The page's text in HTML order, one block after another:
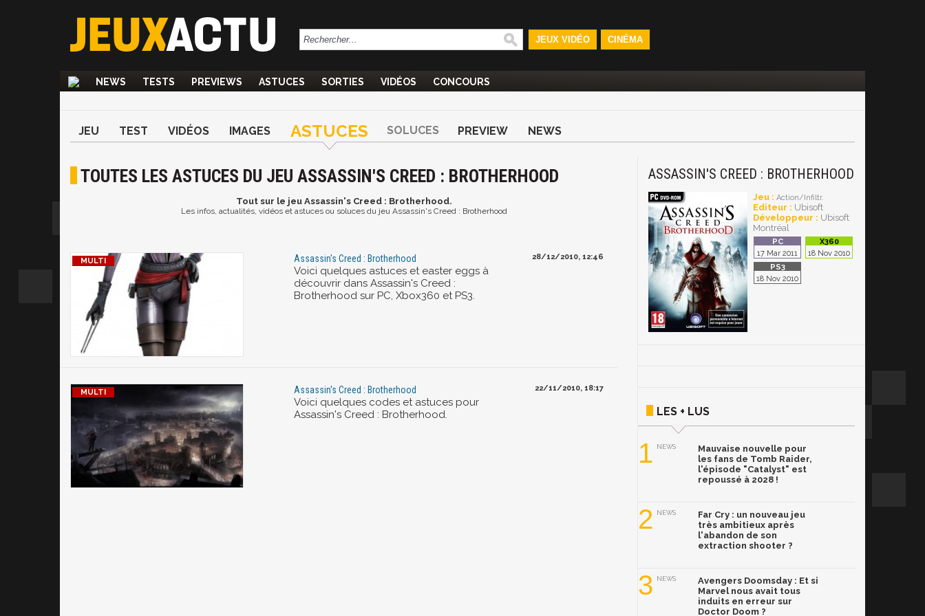
JEUX VIDÉO CINÉMA
NEWS TESTS PREVIEWS ASTUCES SORTIES VIDÉOS CONCOURS
JEU TEST VIDÉOS IMAGES ASTUCES SOLUCES PREVIEW NEWS
TOUTES LES ASTUCES DU JEU ASSASSIN'S CREED : BROTHERHOOD
Toutsur le jeu Assassin's Creed : Brotherhood.
Les infos, actualités, vidéos et astuces ou soluces du jeu Assassin's Creed : Brotherhood
Assassin's Creed : Brotherhood
Voici quelques astuces et easter eggs à
découvrir dans Assassin's Creed :
Brotherhood sur PC, Xbox360 et PS3.
28/12/2010, 12:46
Assassin's Creed : Brotherhood
Voici quelques codes et astuces pour
Assassin's Creed : Brotherhood.
22/11/2010, 18:17
ASSASSIN'S CREED : BROTHERHOOD
Jeu : Action/Infiltr.
Editeur : Ubisoft
Développeur : Ubisoft
Montréal
17 Mar 2011 18 Nov 2010
18 Nov 2010
LES + LUS
1 NEWS
Mauvaise nouvelle pour
les fans de Tomb Raider,
l'épisode "Catalyst" est
repoussé à 2028 !
2 NEWS
Far Cry : un nouveau jeu
très ambitieux après
l'abandon de son
extraction shooter ?
3 NEWS
Avengers Doomsday : Et si
Marvel nous avait tous
induits en erreur sur
Doctor Doom ?